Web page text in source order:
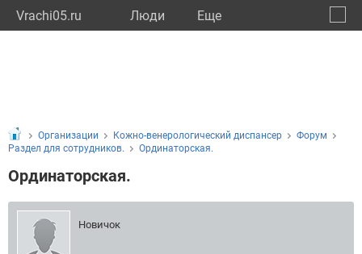
Vrachi05.ru Люди Eще
Организации Кожно-венерологический диспансер
Форум
Раздел для сотрудников.
Ординаторская.
Ординаторская.
Новичок